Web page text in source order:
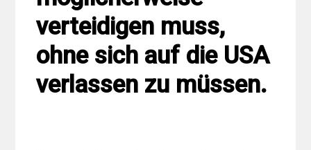
verteidigen muss,
ohne sich auf die USA
verlassen zu müssen.